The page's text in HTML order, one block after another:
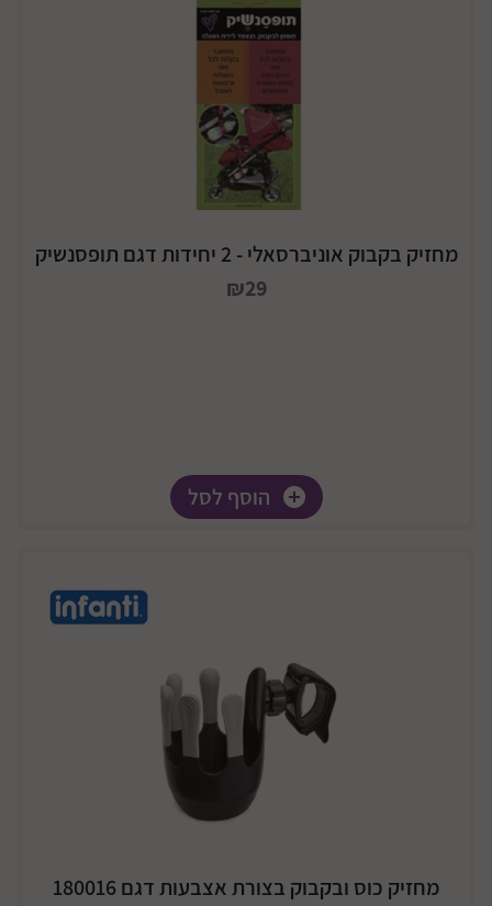
מחזיק בקבוק אוניברסאלי - 2 יחידות דגם תופסנשיק
₪29
הוסף לסל
מחזיק כוס ובקבוק בצורת אצבעות דגם 180016